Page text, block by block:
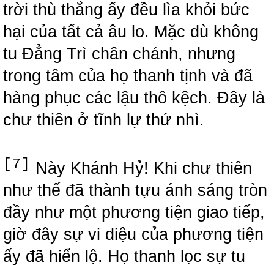
trời thù thắng ấy đều lìa khỏi bức
hại của tất cả âu lo. Mặc dù không
tu Đẳng Trì chân chánh, nhưng
trong tâm của họ thanh tịnh và đã
hàng phục các lậu thô kệch. Đây là
chư thiên ở tĩnh lự thứ nhì.
[7]
Này Khánh Hỷ! Khi chư thiên
như thế đã thành tựu ánh sáng tròn
đầy như một phương tiện giao tiếp,
giờ đây sự vi diệu của phương tiện
ấy đã hiển lộ. Họ thanh lọc sự tu